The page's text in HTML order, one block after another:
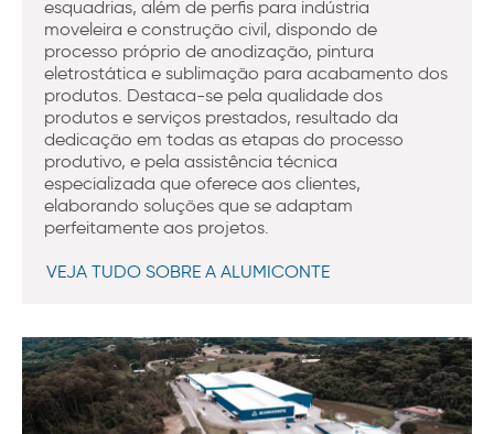
esquadrias, além de perfis para indústria
moveleira e construção civil, dispondo de
processo próprio de anodização, pintura
eletrostática e sublimação para acabamento dos
produtos. Destaca-se pela qualidade dos
produtos e serviços prestados, resultado da
dedicação em todas as etapas do processo
produtivo, e pela assistência técnica
especializada que oferece aos clientes,
elaborando soluções que se adaptam
perfeitamente aos projetos.
VEJA TUDO SOBRE A ALUMICONTE